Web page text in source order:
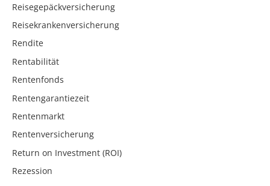
Reisegepäckversicherung
Reisekrankenversicherung
Rendite
Rentabilität
Rentenfonds
Rentengarantiezeit
Rentenmarkt
Rentenversicherung
Return on Investment (ROI)
Rezession